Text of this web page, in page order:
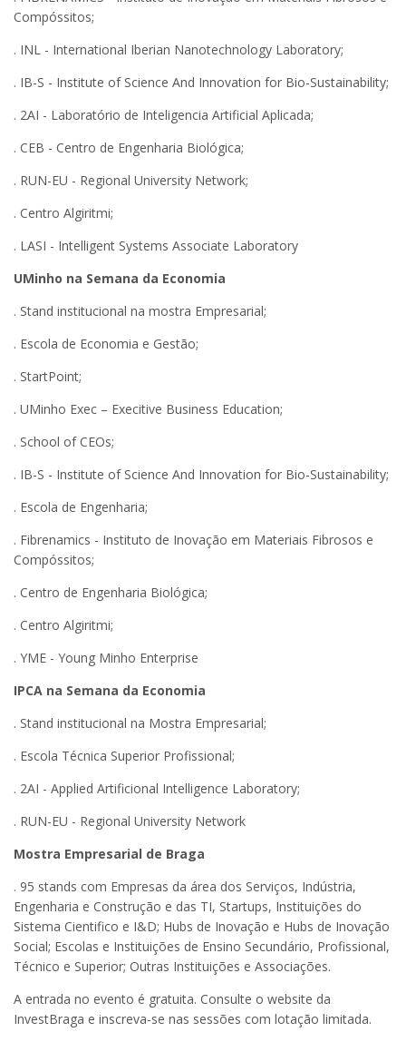
Compóssitos;
. INL - International Iberian Nanotechnology Laboratory;
. IB-S - Institute of Science And Innovation for Bio-Sustainability;
. 2AI - Laboratório de Inteligencia Artificial Aplicada;
. CEB - Centro de Engenharia Biológica;
. RUN-EU - Regional University Network;
. Centro Algiritmi;
. LASI - Intelligent Systems Associate Laboratory
UMinho na Semana da Economia
. Stand institucional na mostra Empresarial;
. Escola de Economia e Gestão;
. StartPoint;
. UMinho Exec – Execitive Business Education;
. School of CEOs;
. IB-S - Institute of Science And Innovation for Bio-Sustainability;
. Escola de Engenharia;
. Fibrenamics - Instituto de Inovação em Materiais Fibrosos e
Compóssitos;
. Centro de Engenharia Biológica;
. Centro Algiritmi;
. YME - Young Minho Enterprise
IPCA na Semana da Economia
. Stand institucional na Mostra Empresarial;
. Escola Técnica Superior Profissional;
. 2AI - Applied Artificional Intelligence Laboratory;
. RUN-EU - Regional University Network
Mostra Empresarial de Braga
. 95 stands com Empresas da área dos Serviços, Indústria,
Engenharia e Construção e das TI, Startups, Instituições do
Sistema Cientifico e I&D; Hubs de Inovação e Hubs de Inovação
Social; Escolas e Instituições de Ensino Secundário, Profissional,
Técnico e Superior; Outras Instituições e Associações.
A entrada no evento é gratuita. Consulte o website da
InvestBraga e inscreva-se nas sessões com lotação limitada.